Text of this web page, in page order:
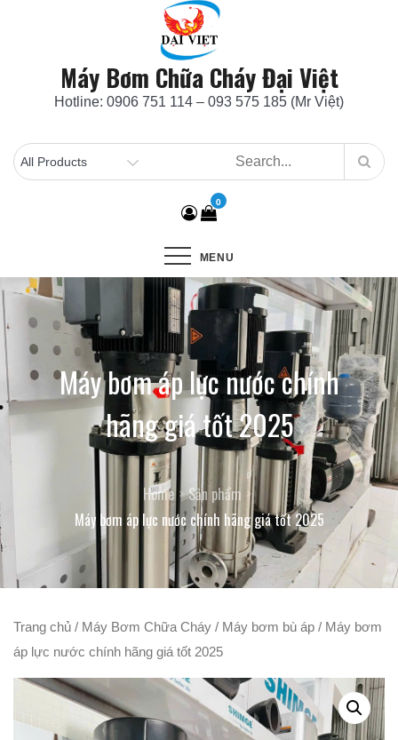
Máy Bơm Chữa Cháy Đại Việt
Hotline: 0906 751 114 – 093 575 185 (Mr Việt)
0
MENU
Máy bơm áp lực nước chính
hãng giá tốt 2025
Home
Sản phẩm
Máy bơm áp lực nước chính hãng giá tốt 2025
Trang chủ / Máy Bơm Chữa Cháy / Máy bơm bù áp / Máy bơm
áp lực nước chính hãng giá tốt 2025